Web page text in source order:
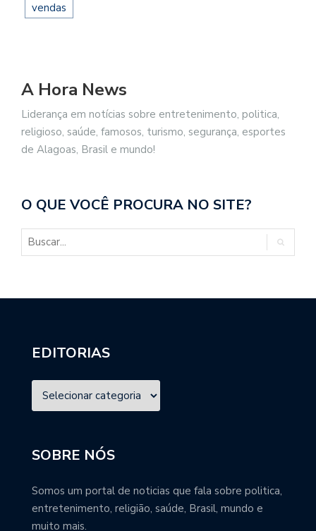
vendas
A Hora News
Liderança em notícias sobre entretenimento, politica,
religioso, saúde, famosos, turismo, segurança, esportes
de Alagoas, Brasil e mundo!
O QUE VOCÊ PROCURA NO SITE?
EDITORIAS
SOBRE NÓS
Somos um portal de noticias que fala sobre politica,
entretenimento, religião, saúde, Brasil, mundo e
muito mais.